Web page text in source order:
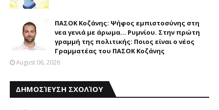
ΠΑΣΟΚ Κοζάνης: Ψήφος εμπιστοσύνης στη
νεα γενιά με άρωμα... Ρυμνίου. Στην πρώτη
γραμμή της πολιτικής: Ποιος είναι ο νέος
Γραμματέας του ΠΑΣΟΚ Κοζάνης
August 06, 2026
ΔΗΜΟΣΊΕΥΣΗ ΣΧΟΛΊΟΥ